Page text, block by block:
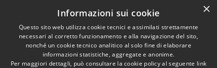
Dichiarazione di accessibilità
Copyright © 2026 • Comune di
×
Informazioni sui cookie
Questo sito web utilizza cookie tecnici e assimilati strettamente
necessari al corretto funzionamento e alla navigazione del sito,
nonché un cookie tecnico analitico al solo fine di elaborare
informazioni statistiche, aggregate e anonime.
Per maggiori dettagli, può consultare la cookie policy al seguente link